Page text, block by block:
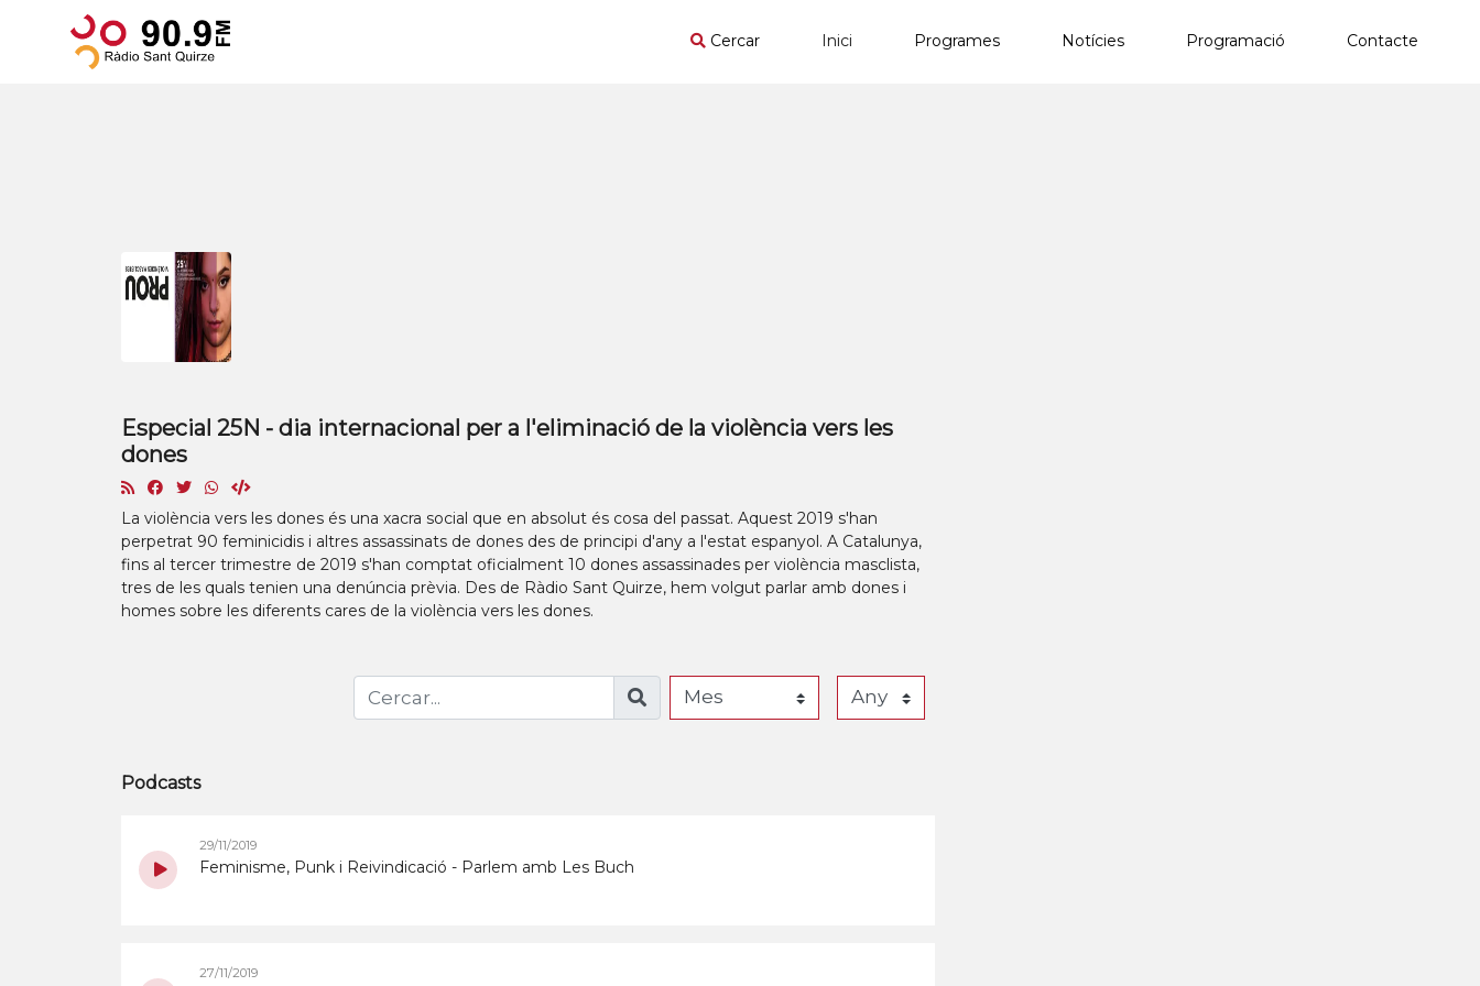
Cercar Inici Programes Notícies Programació Contacte
Especial 25N - dia internacional per a l'eliminació de la violència vers les
dones
La violència vers les dones és una xacra social que en absolut és cosa del passat. Aquest 2019 s'han
perpetrat 90 feminicidis i altres assassinats de dones des de principi d'any a l'estat espanyol. A Catalunya,
fins al tercer trimestre de 2019 s'han comptat oficialment 10 dones assassinades per violència masclista,
tres de les quals tenien una denúncia prèvia. Des de Ràdio Sant Quirze, hem volgut parlar amb dones i
homes sobre les diferents cares de la violència vers les dones.
Podcasts
29/11/2019
Feminisme, Punk i Reivindicació - Parlem amb Les Buch
27/11/2019